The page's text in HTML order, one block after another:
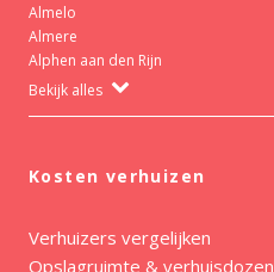
Almelo
Almere
Alphen aan den Rijn
Bekijk alles
Kosten verhuizen
Verhuizers vergelijken
Opslagruimte & verhuisdozen